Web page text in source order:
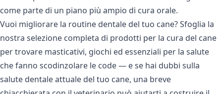
come parte di un piano più ampio di cura orale.
Vuoi migliorare la routine dentale del tuo cane? Sfoglia la
nostra selezione completa di prodotti per la cura del cane
per trovare masticativi, giochi ed essenziali per la salute
che fanno scodinzolare le code — e se hai dubbi sulla
salute dentale attuale del tuo cane, una breve